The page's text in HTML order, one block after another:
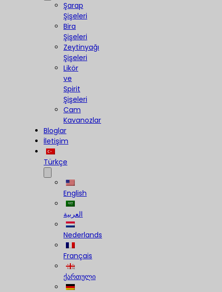
Şarap
Şişeleri
Bira
Şişeleri
Zeytinyağı
Şişeleri
Likör
ve
Spirit
Şişeleri
Cam
Kavanozlar
Bloglar
İletişim
Türkçe
English
العربية
Nederlands
Français
ქართული